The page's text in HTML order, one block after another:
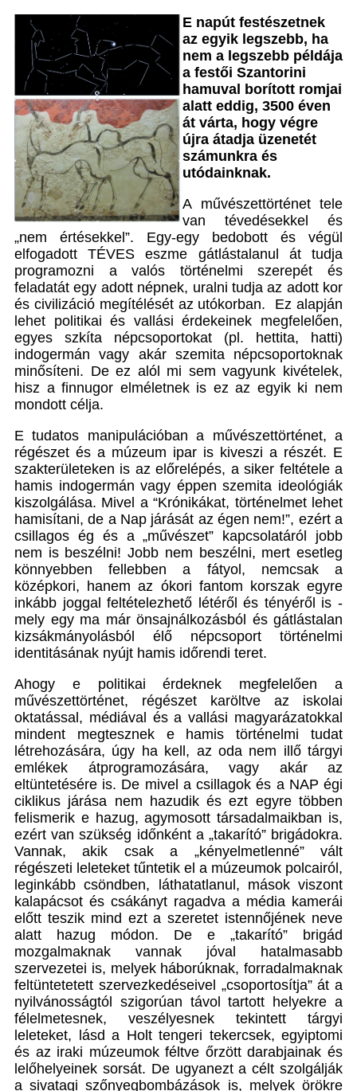
E napút festészetnek
az egyik legszebb, ha
nem a legszebb példája
a festői Szantorini
hamuval borított romjai
alatt eddig, 3500 éven
át várta, hogy végre
újra átadja üzenetét
számunkra és
utódainknak.
A művészettörténet tele
van tévedésekkel és
„nem értésekkel”. Egy-egy bedobott és végül
elfogadott TÉVES eszme gátlástalanul át tudja
programozni a valós történelmi szerepét és
feladatát egy adott népnek, uralni tudja az adott kor
és civilizáció megítélését az utókorban. Ez alapján
lehet politikai és vallási érdekeinek megfelelően,
egyes szkíta népcsoportokat (pl. hettita, hatti)
indogermán vagy akár szemita népcsoportoknak
minősíteni. De ez alól mi sem vagyunk kivételek,
hisz a finnugor elméletnek is ez az egyik ki nem
mondott célja.
E tudatos manipulációban a művészettörténet, a
régészet és a múzeum ipar is kiveszi a részét. E
szakterületeken is az előrelépés, a siker feltétele a
hamis indogermán vagy éppen szemita ideológiák
kiszolgálása. Mivel a “Krónikákat, történelmet lehet
hamisítani, de a Nap járását az égen nem!”, ezért a
csillagos ég és a „művészet” kapcsolatáról jobb
nem is beszélni! Jobb nem beszélni, mert esetleg
könnyebben fellebben a fátyol, nemcsak a
középkori, hanem az ókori fantom korszak egyre
inkább joggal feltételezhető létéről és tényéről is -
mely egy ma már önsajnálkozásból és gátlástalan
kizsákmányolásból élő népcsoport történelmi
identitásának nyújt hamis időrendi teret.
Ahogy e politikai érdeknek megfelelően a
művészettörténet, régészet karöltve az iskolai
oktatással, médiával és a vallási magyarázatokkal
mindent megtesznek e hamis történelmi tudat
létrehozására, úgy ha kell, az oda nem illő tárgyi
emlékek átprogramozására, vagy akár az
eltüntetésére is. De mivel a csillagok és a NAP égi
ciklikus járása nem hazudik és ezt egyre többen
felismerik e hazug, agymosott társadalmaikban is,
ezért van szükség időnként a „takarító” brigádokra.
Vannak, akik csak a „kényelmetlenné” vált
régészeti leleteket tűntetik el a múzeumok polcairól,
leginkább csöndben, láthatatlanul, mások viszont
kalapácsot és csákányt ragadva a média kamerái
előtt teszik mind ezt a szeretet istennőjének neve
alatt hazug módon. De e „takarító” brigád
mozgalmaknak vannak jóval hatalmasabb
szervezetei is, melyek háborúknak, forradalmaknak
feltüntetetett szervezkedéseivel „csoportosítja” át a
nyilvánosságtól szigorúan távol tartott helyekre a
félelmetesnek, veszélyesnek tekintett tárgyi
leleteket, lásd a Holt tengeri tekercsek, egyiptomi
és az iraki múzeumok féltve őrzött darabjainak és
lelőhelyeinek sorsát. De ugyanezt a célt szolgálják
a sivatagi szőnyegbombázások is, melyek örökre